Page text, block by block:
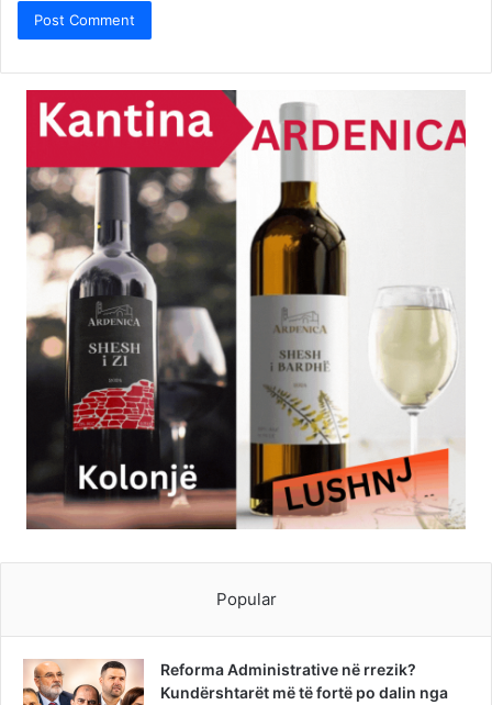
Popular
Reforma Administrative në rrezik?
Kundërshtarët më të fortë po dalin nga